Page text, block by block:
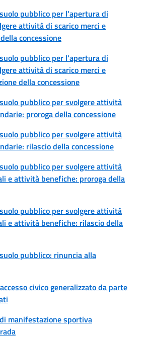
pubblico per l'apertura di
attività di scarico merci e
concessione
pubblico per l'apertura di
attività di scarico merci e
della concessione
pubblico per svolgere attività
proroga della concessione
pubblico per svolgere attività
rilascio della concessione
pubblico per svolgere attività
e attività benefiche: proroga della
pubblico per svolgere attività
e attività benefiche: rilascio della
pubblico: rinuncia alla
civico generalizzato da parte
manifestazione sportiva